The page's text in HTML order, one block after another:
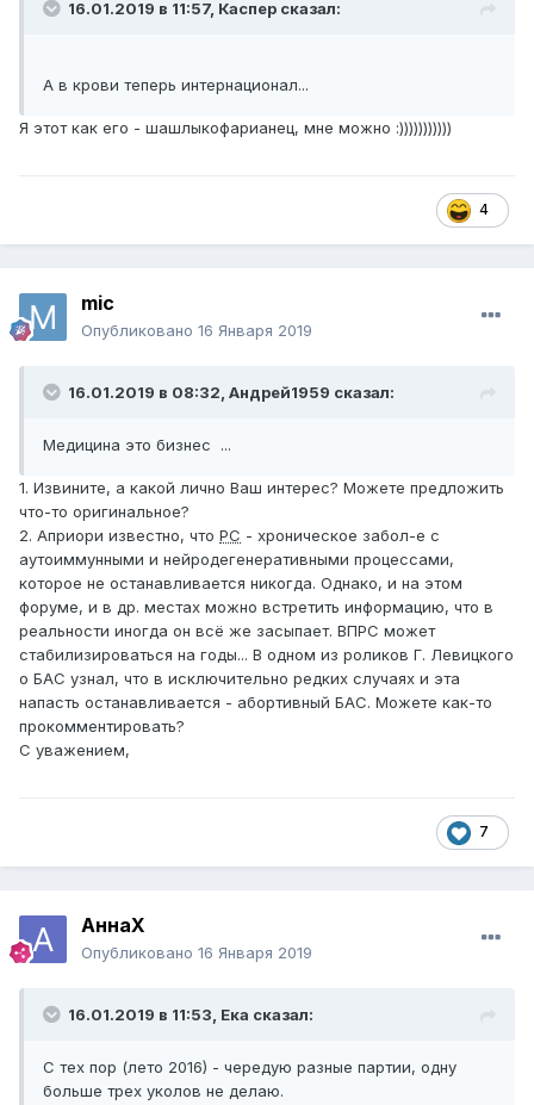
16.01.2019 в 11:57, Каспер сказал:
А в крови теперь интернационал...
Я этот как его - шашлыкофарианец, мне можно :)))))))))))
4
mic
Опубликовано 16 Января 2019
16.01.2019 в 08:32, Андрей1959 сказал:
Медицина это бизнес ...
1. Извините, а какой лично Ваш интерес? Можете предложить
что-то оригинальное?
2. Априори известно, что РС - хроническое забол-е с
аутоиммунными и нейродегенеративными процессами,
которое не останавливается никогда. Однако, и на этом
форуме, и в др. местах можно встретить информацию, что в
реальности иногда он всё же засыпает. ВПРС может
стабилизироваться на годы... В одном из роликов Г. Левицкого
о БАС узнал, что в исключительно редких случаях и эта
напасть останавливается - абортивный БАС. Можете как-то
прокомментировать?
С уважением,
7
АннаХ
Опубликовано 16 Января 2019
16.01.2019 в 11:53, Ека сказал:
С тех пор (лето 2016) - чередую разные партии, одну
больше трех уколов не делаю.